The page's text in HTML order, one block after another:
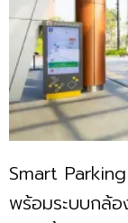
Smart
พร้อมระบบกล้อ